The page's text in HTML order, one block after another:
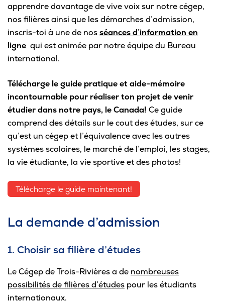
Pour les entreprises
Le cégep
Notre collège
Services à la population
Stages et emplois pour étudiants
Communications
Liens utiles
Omnivox
Microsoft 365
Portail CégepTR
apprendre davantage de vive voix sur notre cégep,
nos filières ainsi que les démarches d’admission,
inscris-toi à une de nosséances d’information en
ligne qui est animée par notre équipe du Bureau
international.
Télécharge le guide pratique et aide-mémoire
incontournable pour réaliser ton projet de venir
étudier dans notre pays, le Canada! Ce guide
comprend des détails sur le cout des études, sur ce
qu’est un cégep et l’équivalence avec les autres
systèmes scolaires, le marché de l’emploi, les stages,
la vie étudiante, la vie sportive et des photos!
Télécharge le guide maintenant!
La demande d’admission
1. Choisir sa filière d’études
Le Cégep de Trois-Rivières a de nombreuses
possibilités de filières d’études pour les étudiants
internationaux.